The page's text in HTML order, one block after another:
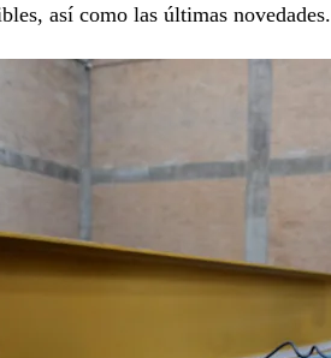
así como las últimas novedades.